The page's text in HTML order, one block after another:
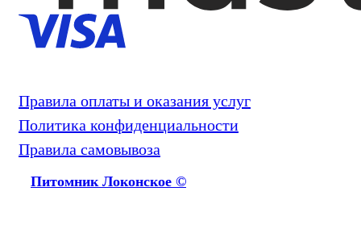
Правила оплаты и оказания услуг
Политика конфиденциальности
Правила самовывоза
Питомник Локонское ©